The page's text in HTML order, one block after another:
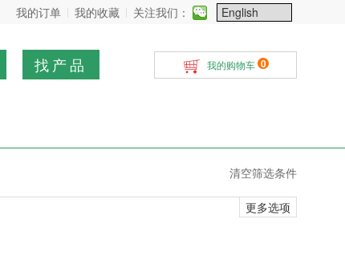
我的订单 我的收藏 关注我们：
找产品 我的购物车 0
清空筛选条件
更多选项